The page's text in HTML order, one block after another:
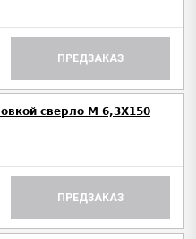
ПРЕДЗАКАЗ
сверло М 6,3Х150
ПРЕДЗАКАЗ